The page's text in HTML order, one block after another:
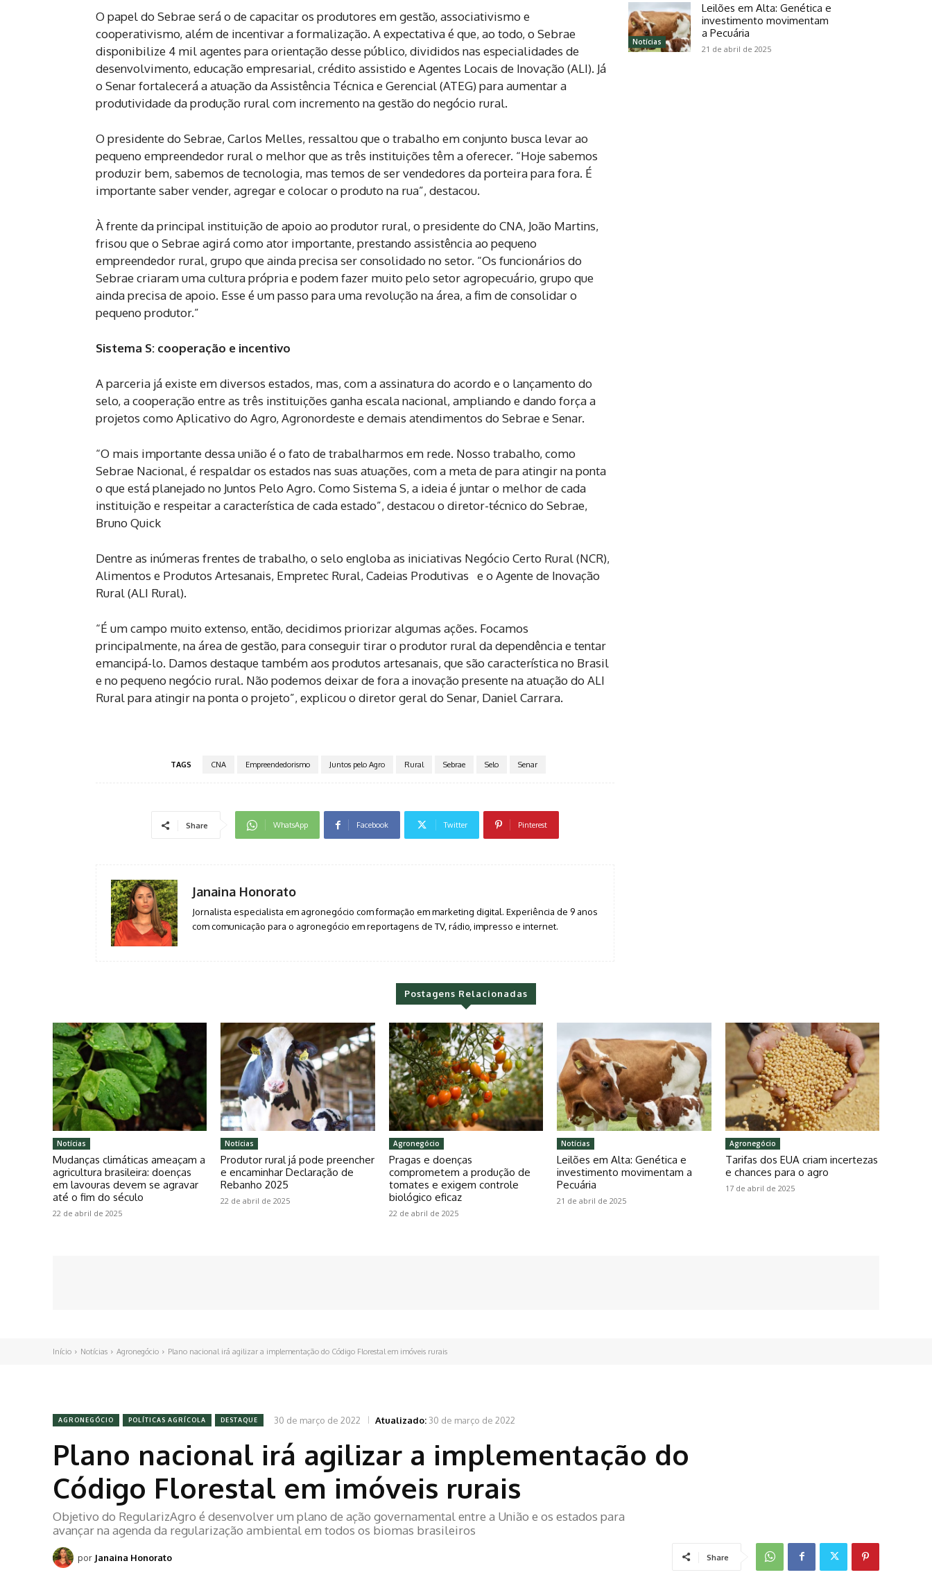
O papel do Sebrae será o de capacitar os produtores em gestão, associativismo e
cooperativismo, além de incentivar a formalização. A expectativa é que, ao todo, o Sebrae
disponibilize 4 mil agentes para orientação desse público, divididos nas especialidades de
desenvolvimento, educação empresarial, crédito assistido e Agentes Locais de Inovação (ALI). Já
o Senar fortalecerá a atuação da Assistência Técnica e Gerencial (ATEG) para aumentar a
produtividade da produção rural com incremento na gestão do negócio rural.
O presidente do Sebrae, Carlos Melles, ressaltou que o trabalho em conjunto busca levar ao
pequeno empreendedor rural o melhor que as três instituições têm a oferecer. “Hoje sabemos
produzir bem, sabemos de tecnologia, mas temos de ser vendedores da porteira para fora. É
importante saber vender, agregar e colocar o produto na rua”, destacou.
À frente da principal instituição de apoio ao produtor rural, o presidente do CNA, João Martins,
frisou que o Sebrae agirá como ator importante, prestando assistência ao pequeno
empreendedor rural, grupo que ainda precisa ser consolidado no setor. “Os funcionários do
Sebrae criaram uma cultura própria e podem fazer muito pelo setor agropecuário, grupo que
ainda precisa de apoio. Esse é um passo para uma revolução na área, a fim de consolidar o
pequeno produtor.”
Sistema S: cooperação e incentivo
A parceria já existe em diversos estados, mas, com a assinatura do acordo e o lançamento do
selo, a cooperação entre as três instituições ganha escala nacional, ampliando e dando força a
projetos como Aplicativo do Agro, Agronordeste e demais atendimentos do Sebrae e Senar.
“O mais importante dessa união é o fato de trabalharmos em rede. Nosso trabalho, como
Sebrae Nacional, é respaldar os estados nas suas atuações, com a meta de para atingir na ponta
o que está planejado no Juntos Pelo Agro. Como Sistema S, a ideia é juntar o melhor de cada
instituição e respeitar a característica de cada estado”, destacou o diretor-técnico do Sebrae,
Bruno Quick
Dentre as inúmeras frentes de trabalho, o selo engloba as iniciativas Negócio Certo Rural (NCR),
Alimentos e Produtos Artesanais, Empretec Rural, Cadeias Produtivas e o Agente de Inovação
Rural (ALI Rural).
“É um campo muito extenso, então, decidimos priorizar algumas ações. Focamos
principalmente, na área de gestão, para conseguir tirar o produtor rural da dependência e tentar
emancipá-lo. Damos destaque também aos produtos artesanais, que são característica no Brasil
e no pequeno negócio rural. Não podemos deixar de fora a inovação presente na atuação do ALI
Rural para atingir na ponta o projeto”, explicou o diretor geral do Senar, Daniel Carrara.
TAGS CNA Empreendedorismo Juntos pelo Agro Rural Sebrae Selo Senar
Share WhatsApp Facebook Twitter Pinterest
Janaina Honorato
Jornalista especialista em agronegócio com formação em marketing digital. Experiência de 9 anos
com comunicação para o agronegócio em reportagens de TV, rádio, impresso e internet.
Notícias
Leilões em Alta: Genética e
investimento movimentam
a Pecuária
21 de abril de 2025
Postagens Relacionadas
Notícias
Mudanças climáticas ameaçam a
agricultura brasileira: doenças
em lavouras devem se agravar
até o fim do século
22 de abril de 2025
Notícias
Produtor rural já pode preencher
e encaminhar Declaração de
Rebanho 2025
22 de abril de 2025
Agronegócio
Pragas e doenças
comprometem a produção de
tomates e exigem controle
biológico eficaz
22 de abril de 2025
Notícias
Leilões em Alta: Genética e
investimento movimentam a
Pecuária
21 de abril de 2025
Agronegócio
Tarifas dos EUA criam incertezas
e chances para o agro
17 de abril de 2025